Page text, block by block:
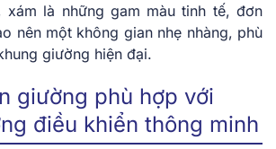
xám là những gam màu tinh tế, đơn
nên một không gian nhẹ nhàng, phù
giường hiện đại.
giường phù hợp với
điều khiển thông minh